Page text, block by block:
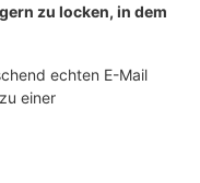
zu locken, in dem
echten E-Mail
einer